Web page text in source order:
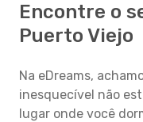
Encontre o
Puerto Viejo
Na eDreams,
inesquecível não
lugar onde você